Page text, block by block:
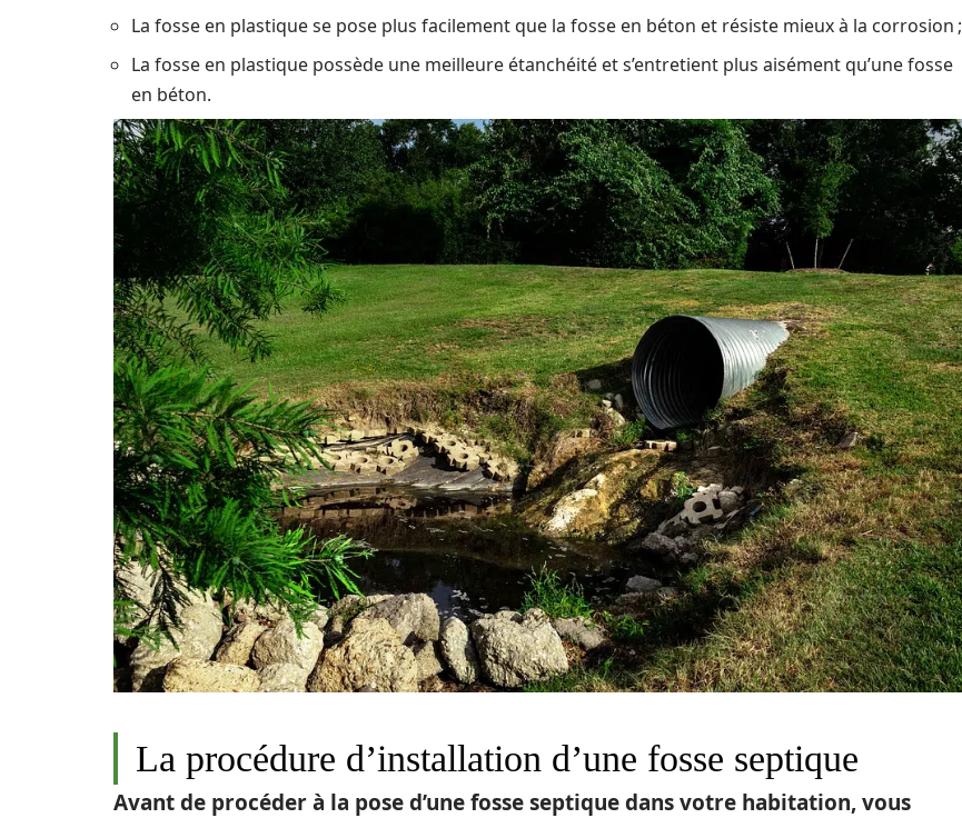
La fosse en plastique se pose plus facilement que la fosse en béton et résiste mieux à la corrosion ;
La fosse en plastique possède une meilleure étanchéité et s’entretient plus aisément qu’une fosse
en béton.
La procédure d’installation d’une fosse septique
Avant de procéder à la pose d’une fosse septique dans votre habitation, vous